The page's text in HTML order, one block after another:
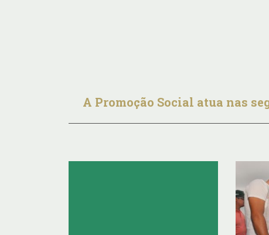
A Promoção Social atua nas